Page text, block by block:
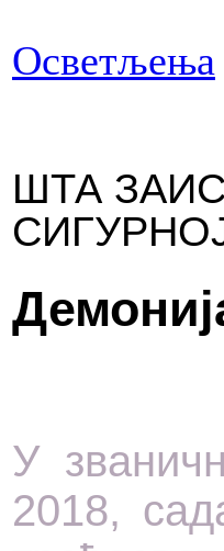
Осветљења
ШТА
У
2018,